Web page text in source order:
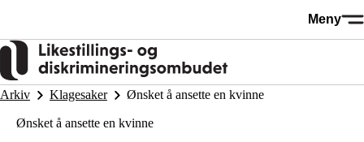
Meny
Arkiv Klagesaker Ønsket å ansette en kvinne
Ønsket å ansette en kvinne